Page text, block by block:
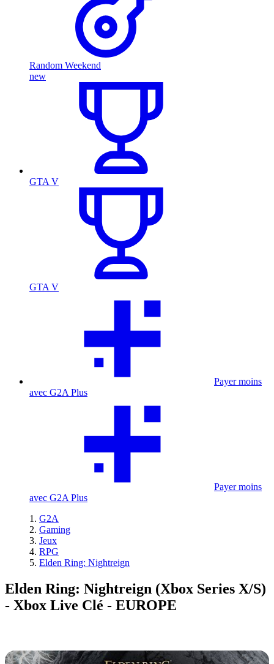
Random Weekend
new
GTA V
GTA V
Payer moins
avec G2A Plus
Payer moins
avec G2A Plus
G2A
Gaming
Jeux
RPG
Elden Ring: Nightreign
Elden Ring: Nightreign (Xbox Series X/S)
- Xbox Live Clé - EUROPE